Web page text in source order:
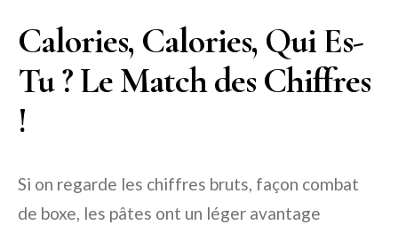
Calories, Calories, Qui Es-
Tu ? Le Match des Chiffres
!
Si on regarde les chiffres bruts, façon combat
de boxe, les pâtes ont un léger avantage